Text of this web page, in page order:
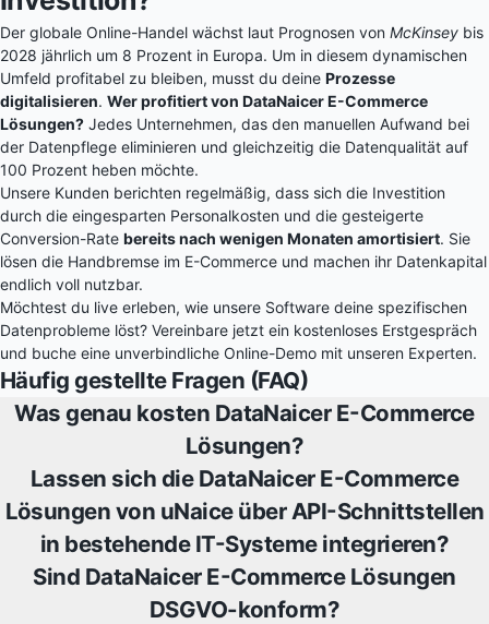
Der globale Online-Handel wächst laut Prognosen von McKinsey bis
2028 jährlich um 8 Prozent in Europa. Um in diesem dynamischen
Umfeld profitabel zu bleiben, musst du deine Prozesse
digitalisieren. Wer profitiert von DataNaicer E-Commerce
Lösungen? Jedes Unternehmen, das den manuellen Aufwand bei
der Datenpflege eliminieren und gleichzeitig die Datenqualität auf
100 Prozent heben möchte.
Unsere Kunden berichten regelmäßig, dass sich die Investition
durch die eingesparten Personalkosten und die gesteigerte
Conversion-Rate bereits nach wenigen Monaten amortisiert. Sie
lösen die Handbremse im E-Commerce und machen ihr Datenkapital
endlich voll nutzbar.
Möchtest du live erleben, wie unsere Software deine spezifischen
Datenprobleme löst? Vereinbare jetzt ein kostenloses Erstgespräch
und buche eine unverbindliche Online-Demo mit unseren Experten.
Häufig gestellte Fragen (FAQ)
Was genau kosten DataNaicer E-Commerce
Lösungen?
Lassen sich die DataNaicer E-Commerce
Lösungen von uNaice über API-Schnittstellen
in bestehende IT-Systeme integrieren?
Sind DataNaicer E-Commerce Lösungen
DSGVO-konform?